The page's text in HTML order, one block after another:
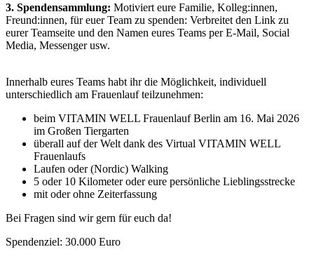
3. Spendensammlung: Motiviert eure Familie, Kolleg:innen,
Freund:innen, für euer Team zu spenden: Verbreitet den Link zu
eurer Teamseite und den Namen eures Teams per E-Mail, Social
Media, Messenger usw.
Innerhalb eures Teams habt ihr die Möglichkeit, individuell
unterschiedlich am Frauenlauf teilzunehmen:
beim VITAMIN WELL Frauenlauf Berlin am 16. Mai 2026
im Großen Tiergarten
überall auf der Welt dank des Virtual VITAMIN WELL
Frauenlaufs
Laufen oder (Nordic) Walking
5 oder 10 Kilometer oder eure persönliche Lieblingsstrecke
mit oder ohne Zeiterfassung
Bei Fragen sind wir gern für euch da!
Spendenziel: 30.000 Euro